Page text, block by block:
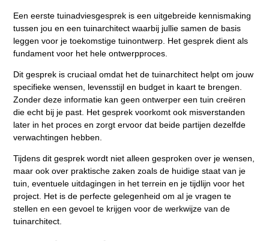
Een eerste tuinadviesgesprek is een uitgebreide kennismaking
tussen jou en een tuinarchitect waarbij jullie samen de basis
leggen voor je toekomstige tuinontwerp. Het gesprek dient als
fundament voor het hele ontwerpproces.
Dit gesprek is cruciaal omdat het de tuinarchitect helpt om jouw
specifieke wensen, levensstijl en budget in kaart te brengen.
Zonder deze informatie kan geen ontwerper een tuin creëren
die echt bij je past. Het gesprek voorkomt ook misverstanden
later in het proces en zorgt ervoor dat beide partijen dezelfde
verwachtingen hebben.
Tijdens dit gesprek wordt niet alleen gesproken over je wensen,
maar ook over praktische zaken zoals de huidige staat van je
tuin, eventuele uitdagingen in het terrein en je tijdlijn voor het
project. Het is de perfecte gelegenheid om al je vragen te
stellen en een gevoel te krijgen voor de werkwijze van de
tuinarchitect.